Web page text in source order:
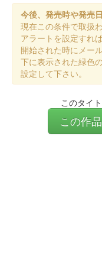
今後、発売時や発売
現在この条件で取扱
アラートを設定すれ
開始された時にメー
下に表示された緑色
設定して下さい。
このタイ
この作